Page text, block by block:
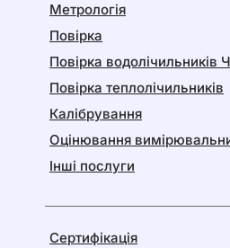
Метрологія
Повірка
Повірка водолічильників
Повірка теплолічильників
Калібрування
Оцінювання
Інші послуги
Сертифікація